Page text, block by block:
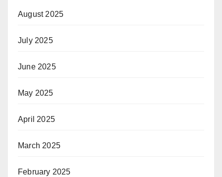
August 2025
July 2025
June 2025
May 2025
April 2025
March 2025
February 2025